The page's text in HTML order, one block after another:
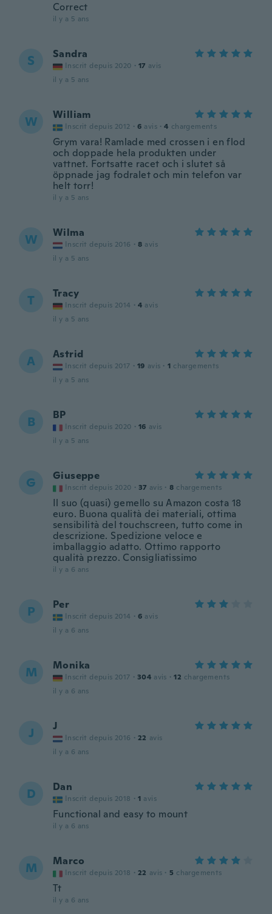
Correct
il y a 5 ans
S Sandra
Inscrit depuis 2020 · 17 avis
il y a 5 ans
W William
Inscrit depuis 2012 · 6 avis · 4 chargements
Grym vara! Ramlade med crossen i en flod
och doppade hela produkten under
vattnet. Fortsatte racet och i slutet så
öppnade jag fodralet och min telefon var
helt torr!
il y a 5 ans
W Wilma
Inscrit depuis 2016 · 8 avis
il y a 5 ans
T Tracy
Inscrit depuis 2014 · 4 avis
il y a 5 ans
A Astrid
Inscrit depuis 2017 · 19 avis · 1 chargements
il y a 5 ans
B BP
Inscrit depuis 2020 · 16 avis
il y a 5 ans
G Giuseppe
Inscrit depuis 2020 · 37 avis · 8 chargements
Il suo (quasi) gemello su Amazon costa 18
euro. Buona qualità dei materiali, ottima
sensibilità del touchscreen, tutto come in
descrizione. Spedizione veloce e
imballaggio adatto. Ottimo rapporto
qualità prezzo. Consigliatissimo
il y a 6 ans
P Per
Inscrit depuis 2014 · 6 avis
il y a 6 ans
M Monika
Inscrit depuis 2017 · 304 avis · 12 chargements
il y a 6 ans
J J
Inscrit depuis 2016 · 22 avis
il y a 6 ans
D Dan
Inscrit depuis 2018 · 1 avis
Functional and easy to mount
il y a 6 ans
M Marco
Inscrit depuis 2018 · 22 avis · 5 chargements
Tt
il y a 6 ans